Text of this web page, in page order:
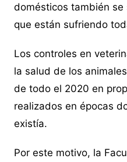
domésticos también
que están sufriendo
Los controles en
la salud de los
de todo el 2020 en
realizados en épocas
existía.
Por este motivo, la